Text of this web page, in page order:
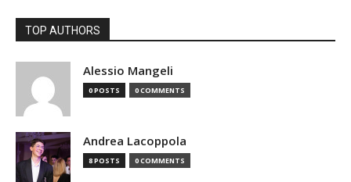
TOP AUTHORS
Alessio Mangeli
0 POSTS 0 COMMENTS
Andrea Lacoppola
8 POSTS 0 COMMENTS